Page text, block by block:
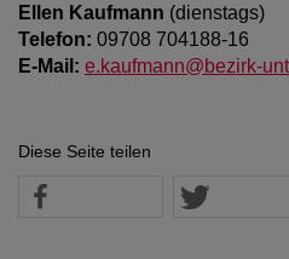
Ellen Kaufmann (dienstags)
Telefon: 09708 704188-16
E-Mail: e.kaufmann@bezirk-
Diese Seite teilen